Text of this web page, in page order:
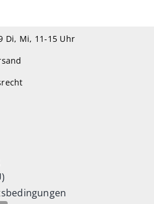
Di, Mi, 11-15 Uhr